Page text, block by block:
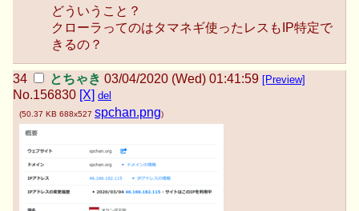
どういうこと？
クローラってのはタマネギ使ったレスもIP特定で
きるの？
とちゃき 03/04/2020 (Wed) 01:41:59 [Preview]
No.156830 [X] del
(50.37 KB 688x527 spchan.png)